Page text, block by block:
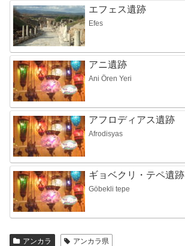
エフェス遺跡
Efes
アニ遺跡
Ani Ören Yeri
アフロディアス遺跡
Afrodisyas
ギョベクリ・テペ遺跡
Göbekli tepe
アンカラ アンカラ県